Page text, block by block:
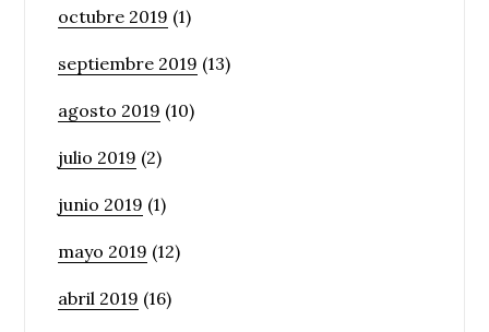
octubre 2019 (1)
septiembre 2019 (13)
agosto 2019 (10)
julio 2019 (2)
junio 2019 (1)
mayo 2019 (12)
abril 2019 (16)